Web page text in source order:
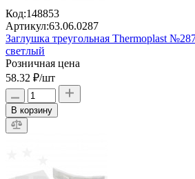
Код:148853
Артикул:63.06.0287
Заглушка треугольная Thermoplast
светлый
Розничная цена
58.32 ₽/шт
В корзину